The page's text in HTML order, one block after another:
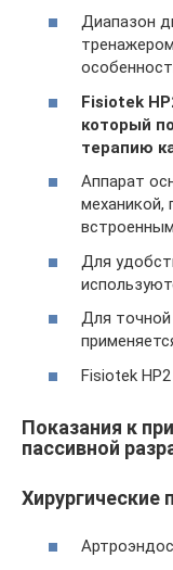
Диапазон
Fisiotek
который
терапию
Аппарат
механикой,
Для
Для точной
Fisiotek
Показания к
пассивной
Хирургические